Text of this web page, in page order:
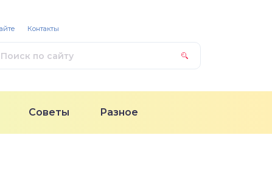
Советы Разное
Контакты